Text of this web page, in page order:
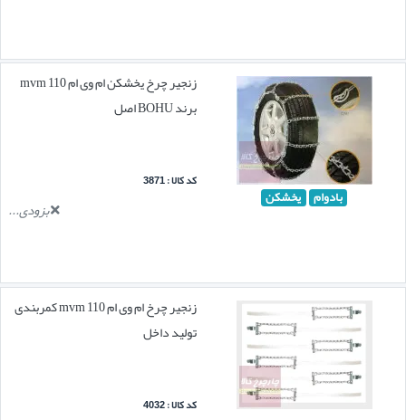
بادوام یخشکن
زنجیر چرخ یخشکن ام وی ام mvm 110
برند BOHU اصل
کد کالا : 3871
بزودی...
زنجیر چرخ ام وی ام mvm 110 کمربندی
تولید داخل
کد کالا : 4032